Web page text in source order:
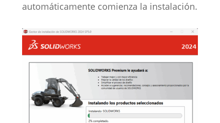
automáticamente comienza la instalación.